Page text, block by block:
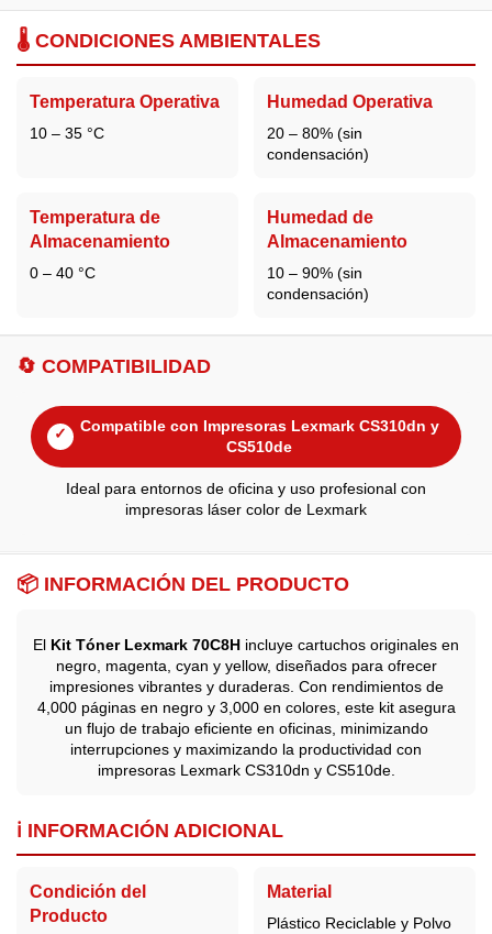
🌡️ CONDICIONES AMBIENTALES
Temperatura Operativa
10 – 35 °C
Humedad Operativa
20 – 80% (sin
condensación)
Temperatura de
Almacenamiento
0 – 40 °C
Humedad de
Almacenamiento
10 – 90% (sin
condensación)
🔄 COMPATIBILIDAD
✓
Compatible con Impresoras Lexmark CS310dn y
CS510de
Ideal para entornos de oficina y uso profesional con
impresoras láser color de Lexmark
📦 INFORMACIÓN DEL PRODUCTO
El Kit Tóner Lexmark 70C8H incluye cartuchos originales en
negro, magenta, cyan y yellow, diseñados para ofrecer
impresiones vibrantes y duraderas. Con rendimientos de
4,000 páginas en negro y 3,000 en colores, este kit asegura
un flujo de trabajo eficiente en oficinas, minimizando
interrupciones y maximizando la productividad con
impresoras Lexmark CS310dn y CS510de.
ℹ️ INFORMACIÓN ADICIONAL
Condición del
Producto
Material
Plástico Reciclable y Polvo